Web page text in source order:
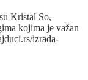
Kristal So,
kojima je važan
izrada-